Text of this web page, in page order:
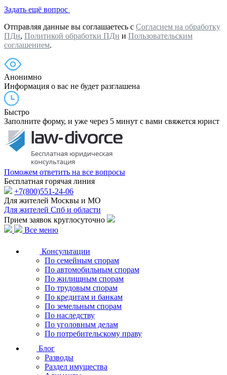
Задать ещё вопрос
Отправляя данные вы соглашаетесь с Согласием на обработку
ПДн, Политикой обработки ПДн и Пользовательским
соглашением.
Анонимно
Информация о вас не будет разглашена
Быстро
Заполните форму, и уже через 5 минут с вами свяжется юрист
Поможем ответить на все вопросы
Бесплатная горячая линия
+7(800)551-24-06
Для жителей Москвы и МО
Для жителей Спб и области
Прием заявок круглосуточно
Все меню
Консультации
По семейным спорам
По автомобильным спорам
По жилищным спорам
По трудовым спорам
По кредитам и банкам
По земельным спорам
По наследству
По уголовным делам
По потребительскому праву
Блог
Разводы
Раздел имущества